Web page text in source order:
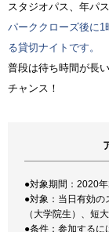
スタジオパス、年パ
パーククローズ後に1
る貸切ナイトです。
普段は待ち時間が長
チャンス！
●対象期間：2020
●対象：当日有効の
（大学院生）、短
●条件：参加するに